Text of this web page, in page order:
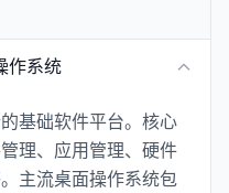
作系统
基础软件平台。核心
理、应用管理、硬件
主流桌面操作系统包